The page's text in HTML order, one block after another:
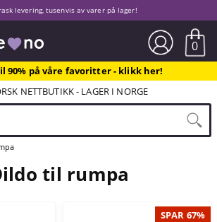
levering, tusenvis av varer på lager!
0
90% på våre favoritter - klikk her!
NETTBUTIKK - LAGER I NORGE
til rumpa
SPAR 67%